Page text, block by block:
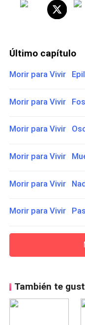
Último capítulo
Morir para Vivir
Morir para Vivir
Morir para Vivir
Morir para Vivir
Morir para Vivir
Morir para Vivir
También te